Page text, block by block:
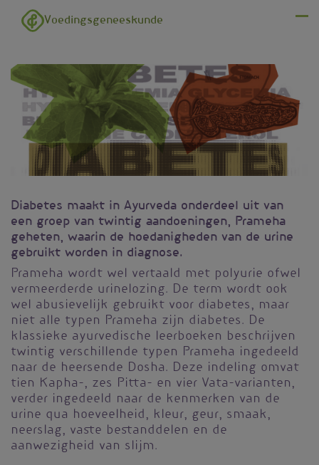
Overslaan en naar de inhoud gaan
Voedingsgeneeskunde
Diabetes maakt in Ayurveda onderdeel uit van
een groep van twintig aandoeningen, Prameha
geheten, waarin de hoedanigheden van de urine
gebruikt worden in diagnose.
Prameha wordt wel vertaald met polyurie ofwel
vermeerderde urinelozing. De term wordt ook
wel abusievelijk gebruikt voor diabetes, maar
niet alle typen Prameha zijn diabetes. De
klassieke ayurvedische leerboeken beschrijven
twintig verschillende typen Prameha ingedeeld
naar de heersende Dosha. Deze indeling omvat
tien Kapha-, zes Pitta- en vier Vata-varianten,
verder ingedeeld naar de kenmerken van de
urine qua hoeveelheid, kleur, geur, smaak,
neerslag, vaste bestanddelen en de
aanwezigheid van slijm.